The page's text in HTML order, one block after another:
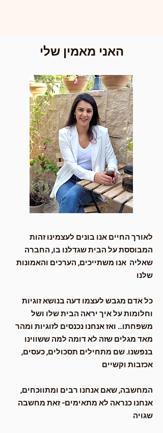
האני מאמין שלי
לאורך החיים אנו בונים לעצמינו זהות
המבוססת על הבית שגדלנו בו, החברה
שאליה אנו משתייכים, הערכים והאמונות
שלנו
כל אדם מגבש לעצמו דעה בנושא זוגיות
וחלומות על איך יראה הבית שלו ושל
משפחתו... ואז אנחנו נכנסים לזוגיות ומהר
מאד מגלים שזה לא דומה למה ששווינו
בנפשנו. שם מתחילים תסכולים, כעסים,
אכזבות וקשיים
המחשבה, שאם אנחנו רבים ומתווכחים,
אנחנו כנראה לא מתאימים- זאת מחשבה
שגויה